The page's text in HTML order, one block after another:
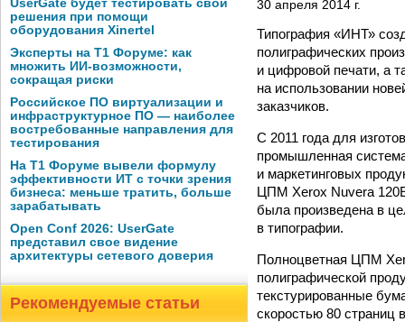
UserGate будет тестировать свои
решения при помощи
оборудования Xinertel
Эксперты на Т1 Форуме: как
множить ИИ-возможности,
сокращая риски
Российское ПО виртуализации и
инфраструктурное ПО — наиболее
востребованные направления для
тестирования
На Т1 Форуме вывели формулу
эффективности ИТ с точки зрения
бизнеса: меньше тратить, больше
зарабатывать
Open Conf 2026: UserGate
представил свое видение
архитектуры сетевого доверия
Рекомендуемые статьи
30 апреля 2014 г.
Типография «ИНТ»
полиграфических
и цифровой печати, а
на использовании
заказчиков.
С 2011 года для
промышленная
и маркетинговых
ЦПМ Xerox Nuvera
была произведена в
в типографии.
Полноцветная ЦПМ
полиграфической
текстурированные
скоростью 80 страниц